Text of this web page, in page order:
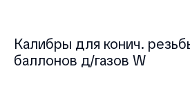
Калибры для конич.
баллонов д/газов W